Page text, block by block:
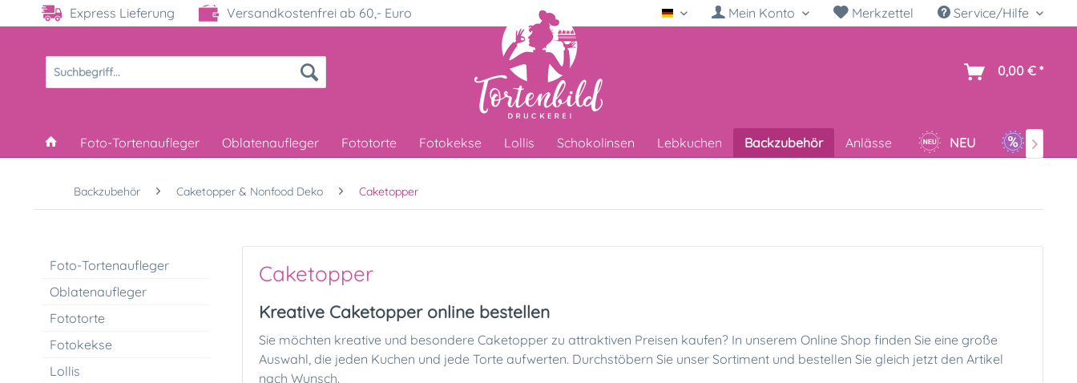
Express Lieferung Versandkostenfrei ab 60,- Euro Deutsch Mein Konto Merkzettel Service/Hilfe
0,00 € *
Foto-Tortenaufleger Oblatenaufleger Fototorte Fotokekse Lollis Schokolinsen Lebkuchen Backzubehör Anlässe NEU SALE

Backzubehör Caketopper & Nonfood Deko Caketopper
Foto-Tortenaufleger
Oblatenaufleger
Fototorte
Fotokekse
Lollis
Caketopper
Kreative Caketopper online bestellen
Sie möchten kreative und besondere Caketopper zu attraktiven Preisen kaufen? In unserem Online Shop finden Sie eine große
Auswahl, die jeden Kuchen und jede Torte aufwerten. Durchstöbern Sie unser Sortiment und bestellen Sie gleich jetzt den Artikel
nach Wunsch.